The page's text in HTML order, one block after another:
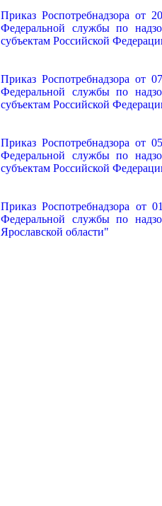
Приказ Роспотребнадзора от
Федеральной службы по
субъектам Российской
Приказ Роспотребнадзора от
Федеральной службы по
субъектам Российской
Приказ Роспотребнадзора от
Федеральной службы по
субъектам Российской
Приказ Роспотребнадзора
Федеральной службы по
Ярославской области"